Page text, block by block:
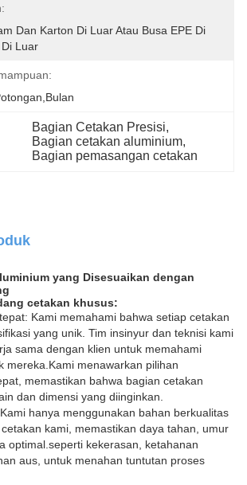
Dan Karton Di Luar Atau Busa EPE Di
Luar
Bagian Cetakan Presisi,
Bagian cetakan aluminium,
Bagian pemasangan cetakan
yang Disesuaikan dengan
cetakan khusus:
Kami memahami bahwa setiap cetakan
yang unik. Tim insinyur dan teknisi kami
sama dengan klien untuk memahami
mereka.Kami menawarkan pilihan
memastikan bahwa bagian cetakan
dan dimensi yang diinginkan.
hanya menggunakan bahan berkualitas
kami, memastikan daya tahan, umur
optimal.seperti kekerasan, ketahanan
aus, untuk menahan tuntutan proses